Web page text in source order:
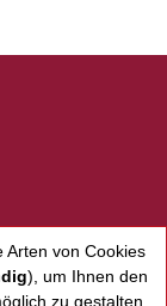
Arten von Cookies
), um Ihnen den
zu gestalten.